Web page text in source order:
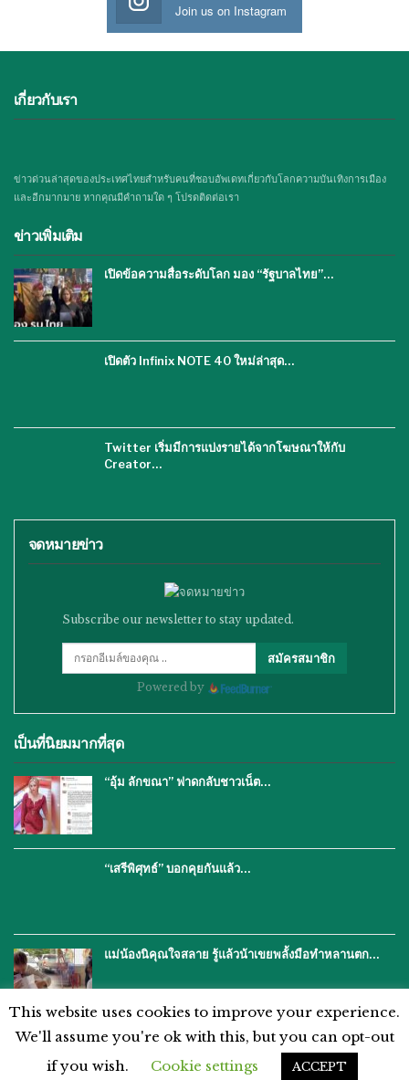
Join us on Instagram
เกี่ยวกับเรา
ข่าวด่วนล่าสุดของประเทศไทยสำหรับคนที่ชอบอัพเดทเกี่ยวกับโลกความบันเทิงการเมือง
และอีกมากมาย หากคุณมีคำถามใด ๆ โปรดติดต่อเรา
ข่าวเพิ่มเติม
เปิดข้อความสื่อระดับโลก มอง “รัฐบาลไทย”…
เปิดตัว Infinix NOTE 40 ใหม่ล่าสุด…
Twitter เริ่มมีการแบ่งรายได้จากโฆษณาให้กับ
Creator…
จดหมายข่าว
Subscribe our newsletter to stay updated.
สมัครสมาชิก
Powered by
เป็นที่นิยมมากที่สุด
“อุ้ม ลักขณา” ฟาดกลับชาวเน็ต…
“เสรีพิศุทธ์” บอกคุยกันแล้ว…
แม่น้องนิคุณใจสลาย รู้แล้วน้าเขยพลั้งมือทำหลานตก…
This website uses cookies to improve your experience.
We'll assume you're ok with this, but you can opt-out
if you wish.
Cookie settings ACCEPT